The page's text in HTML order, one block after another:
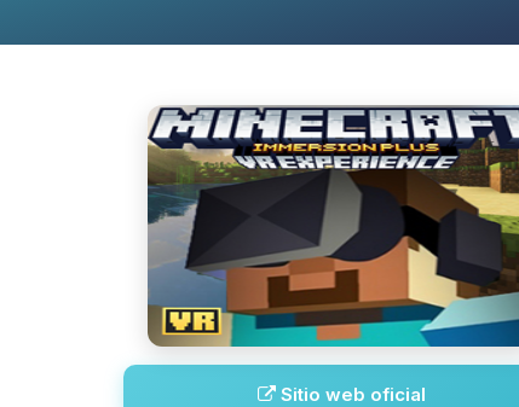
Sitio web oficial